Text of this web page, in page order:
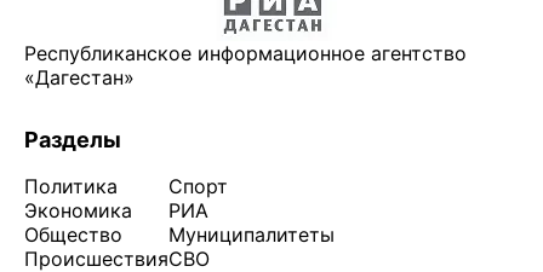
Республиканское информационное агентство
«Дагестан»
Разделы
Политика
Экономика
Общество
Происшествия
Спорт
РИА
Муниципалитеты
СВО